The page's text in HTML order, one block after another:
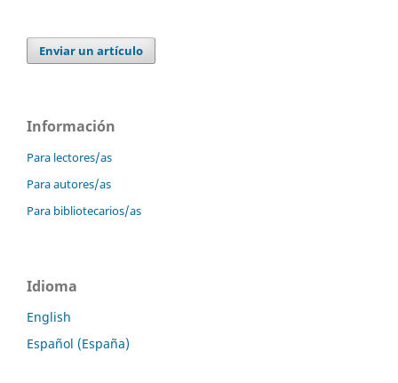
Enviar un artículo
Información
Para lectores/as
Para autores/as
Para bibliotecarios/as
Idioma
English
Español (España)